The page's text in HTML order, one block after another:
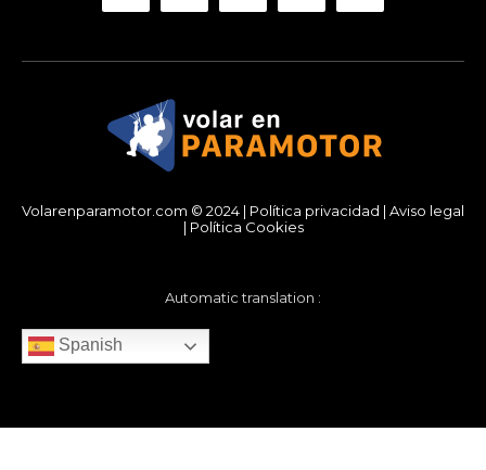
Volarenparamotor.com © 2024 | Política privacidad | Aviso legal
| Política Cookies
Automatic translation :
Spanish